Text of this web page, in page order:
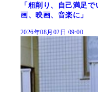
「粗削り、自己満足
画、映画、音楽に」
2026年08月02日 09:00